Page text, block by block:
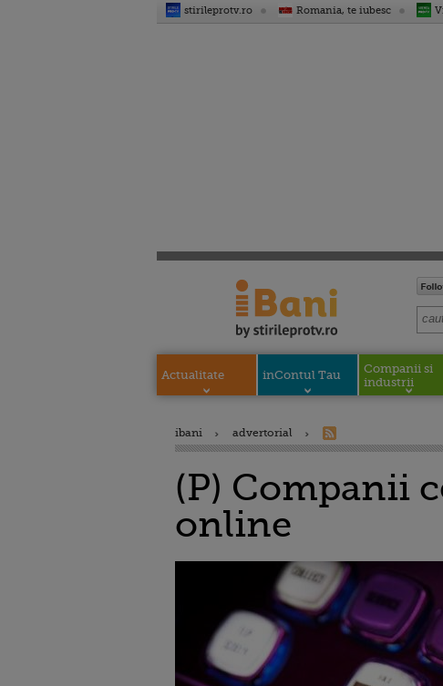
stirileprotv.ro Romania, te iubesc
Actualitate inContul Tau
Companii si
industrii
ibani advertorial
(P) Companii
online